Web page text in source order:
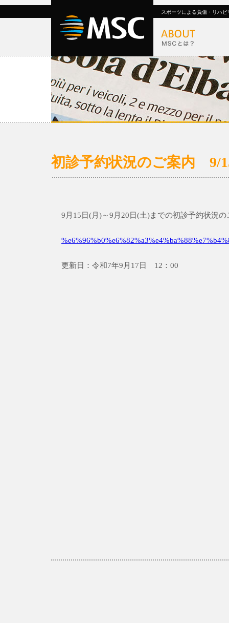
スポーツによる負傷・リハ
初診予約状況のご案内 9/
9月15日(月)～9月20日(土)までの初診予約状況の
更新日：令和7年9月17日 12：00